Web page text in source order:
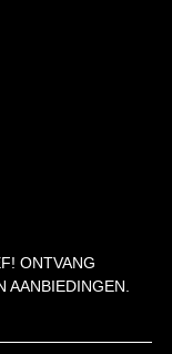
ONTVANG
AANBIEDINGEN.